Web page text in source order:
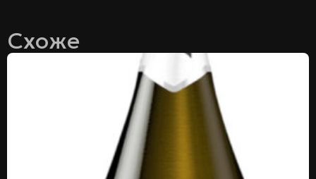
Схоже